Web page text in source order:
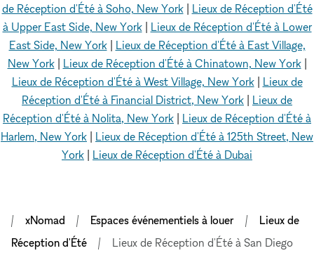
de Réception d'Été à Soho, New York| Lieux de Réception d'Été
à Upper East Side, New York| Lieux de Réception d'Été à Lower
East Side, New York| Lieux de Réception d'Été à East Village,
New York| Lieux de Réception d'Été à Chinatown, New York|
Lieux de Réception d'Été à West Village, New York| Lieux de
Réception d'Été à Financial District, New York | Lieux de
Réception d'Été à Nolita, New York | Lieux de Réception d'Été à
Harlem, New York | Lieux de Réception d'Été à 125th Street, New
York | Lieux de Réception d'Été à Dubai
xNomad Espaces événementiels à louer
Lieux de
Réception d'Été
Lieux de Réception d'Été à San Diego